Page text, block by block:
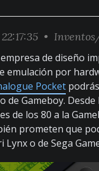
•
de diseño
emulación por
Pocket
de Gameboy. Desde
de los 80 a la
prometen que
o de Sega